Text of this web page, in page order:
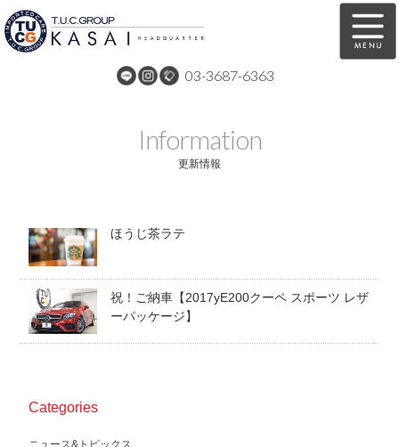
03-3687-6363
全国納車
買取無料査定
Information
更新情報
ほうじ茶ラテ
祝！ご納車【2017yE200クーペ スポーツ レザ
ーパッケージ】
Categories
ニュース&トピックス